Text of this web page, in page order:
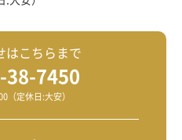
はこちらまで
38-7450
（定休日:大安）